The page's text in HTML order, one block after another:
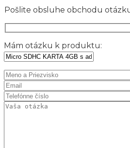
Pošlite obsluhe obchodu
Mám otázku k produktu: